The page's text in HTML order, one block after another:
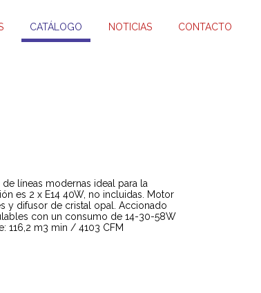
CATÁLOGO NOTICIAS CONTACTO
líneas modernas ideal para la
es 2 x E14 40W, no incluidas. Motor
y difusor de cristal opal. Accionado
con un consumo de 14-30-58W
116,2 m3 min / 4103 CFM